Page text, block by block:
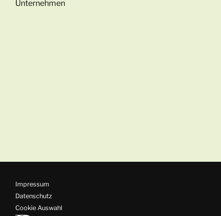
Unternehmen
Impressum
Datenschutz
Cookie Auswahl